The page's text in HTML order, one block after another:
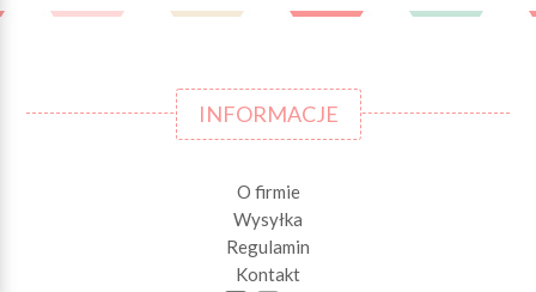
INFORMACJE
O firmie
Wysyłka
Regulamin
Kontakt